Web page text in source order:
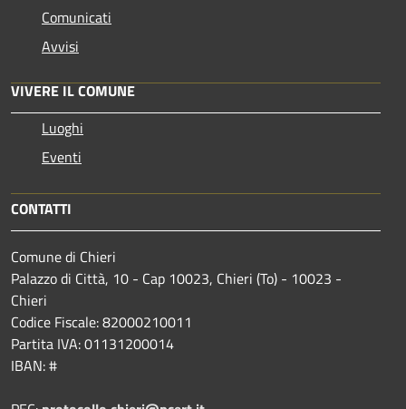
Comunicati
Avvisi
VIVERE IL COMUNE
Luoghi
Eventi
CONTATTI
Comune di Chieri
Palazzo di Città, 10 - Cap 10023, Chieri (To) - 10023 -
Chieri
Codice Fiscale: 82000210011
Partita IVA: 01131200014
IBAN: #